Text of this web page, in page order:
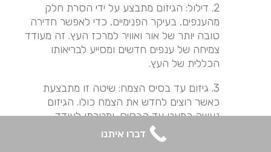
2. דילול: הגיזום מתבצע על ידי הסרת חלק
מהענפים, בעיקר הפנימיים, כדי לאפשר חדירה
טובה יותר של אור ואוויר למרכז העץ. זה מעודד
צמיחה של ענפים חדשים ומסייע לבריאותו
הכללית של העץ.
3. גיזום עד בסיס הצמח: שיטה זו מתבצעת
כאשר רוצים לחדש את הצמח כולו. הגיזום
נעשה כמעט עד הבסיס, ומטרתו לעודד
התחדשות של כל הענפים וליצור צמיחה חדשה
דברו איתנו